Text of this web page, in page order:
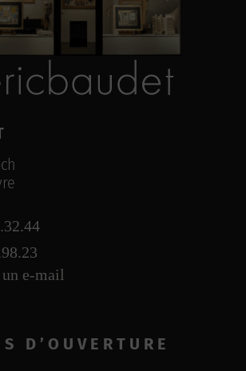
e-mail
D’OUVERTURE